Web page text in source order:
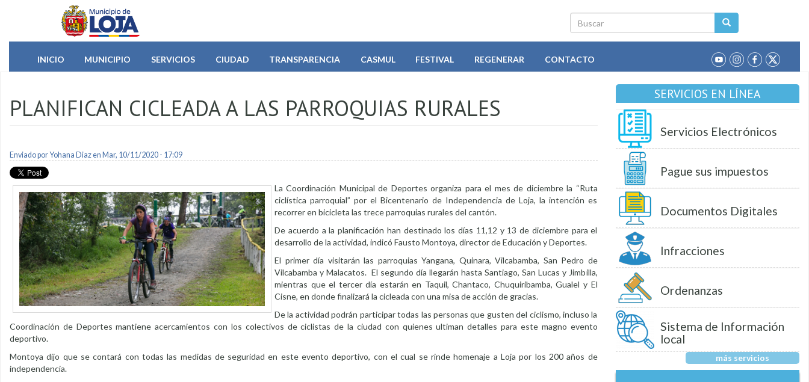
Pasar al contenido principal
Buscar
INICIO
MUNICIPIO SERVICIOS CIUDAD TRANSPARENCIA CASMUL FESTIVAL REGENERAR CONTACTO
PLANIFICAN CICLEADA A LAS PARROQUIAS RURALES
Enviado porYohana Diazen Mar, 10/11/2020 - 17:09
La Coordinación Municipal de Deportes organiza para el mes de diciembre la “Ruta
ciclística parroquial” por el Bicentenario de Independencia de Loja, la intención es
recorrer en bicicleta las trece parroquias rurales del cantón.
De acuerdo a la planificación han destinado los días 11,12 y 13 de diciembre para el
desarrollo de la actividad, indicó Fausto Montoya, director de Educación y Deportes.
El primer día visitarán las parroquias Yangana, Quinara, Vilcabamba, San Pedro de
Vilcabamba y Malacatos. El segundo día llegarán hasta Santiago, San Lucas y Jimbilla,
mientras que el tercer día estarán en Taquil, Chantaco, Chuquiribamba, Gualel y El
Cisne, en donde finalizará la cicleada con una misa de acción de gracias.
De la actividad podrán participar todas las personas que gusten del ciclismo, incluso la
Coordinación de Deportes mantiene acercamientos con los colectivos de ciclistas de la ciudad con quienes ultiman detalles para este magno evento
deportivo.
Montoya dijo que se contará con todas las medidas de seguridad en este evento deportivo, con el cual se rinde homenaje a Loja por los 200 años de
independencia.
SERVICIOS EN LÍNEA
Servicios Electrónicos
Pague sus impuestos
Documentos Digitales
Infracciones
Ordenanzas
Sistema de Información
local
más servicios